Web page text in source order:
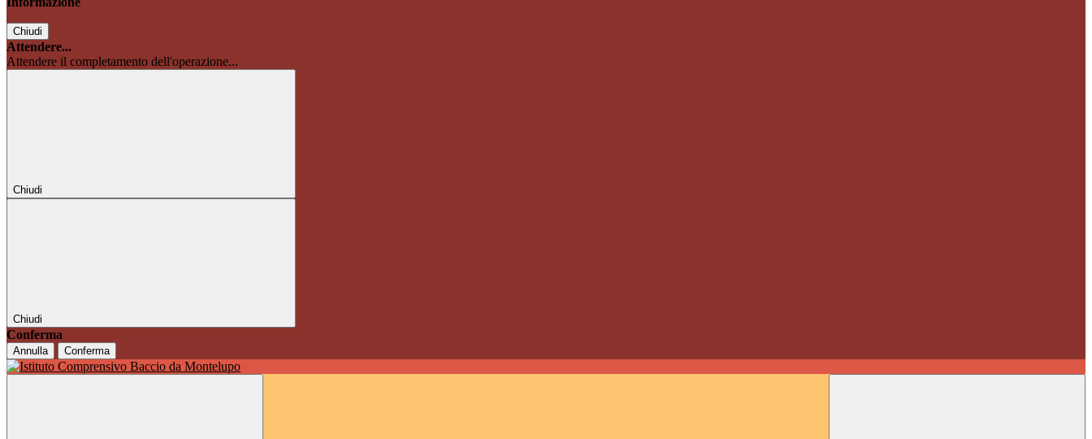
Chiudi
Attendere...
Attendere il completamento dell'operazione...
Chiudi
Chiudi
Conferma
Annulla Conferma